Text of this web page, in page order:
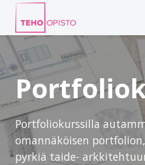
KIRJAUDU
Portfoliokurssilla
omannäköisen
pyrkiä taide-